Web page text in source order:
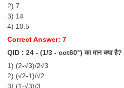
2) 7
3) 14
4) 10.5
Correct Answer: 7
QID : 24 - (1/3 - cot60°) का मान क्या है?
1) (2-√3)/2√3
2) (√2-1)/√2
3) (1-√3)/3